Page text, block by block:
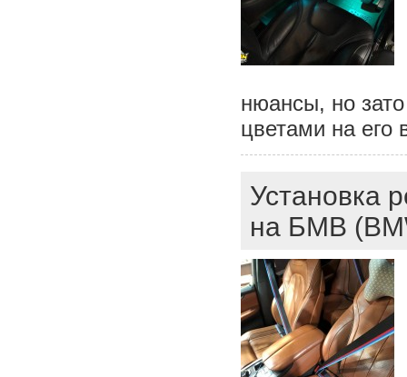
нюансы, но
цветами на его
Установка
на БМВ